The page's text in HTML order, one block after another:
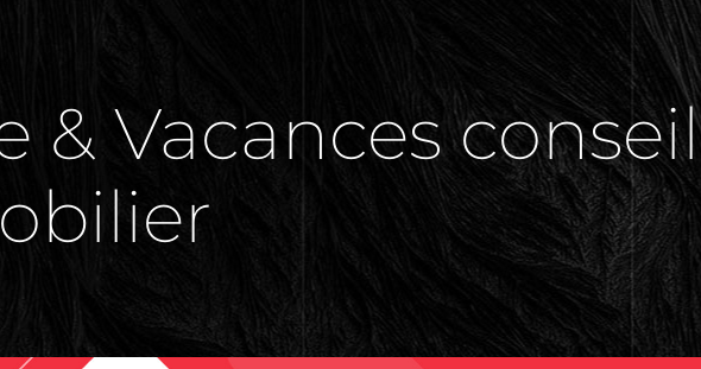
& Vacances conseil